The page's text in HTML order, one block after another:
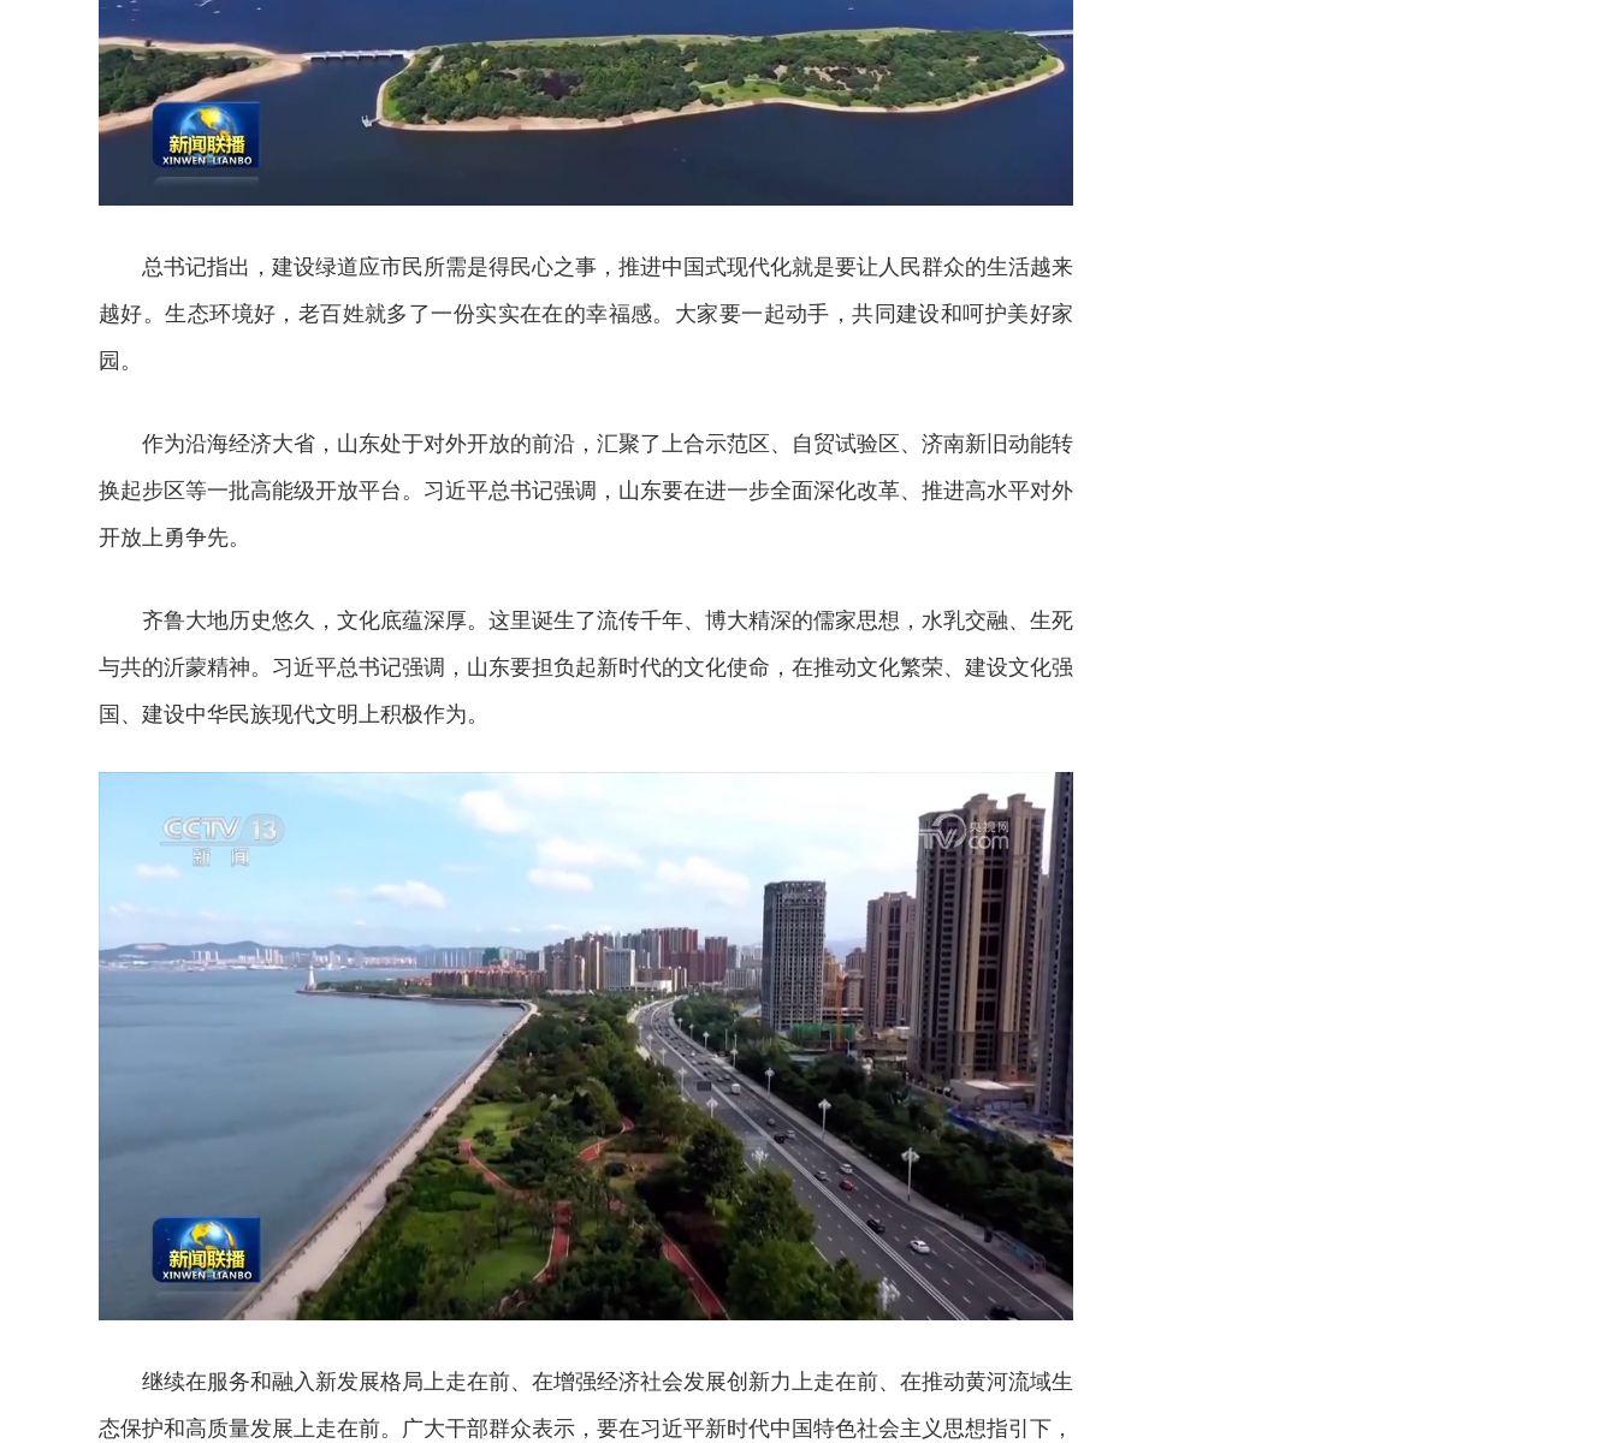
总书记指出，建设绿道应市民所需是得民心之事，推进中国式现代化就是要让人民群众的生活越来
越好。生态环境好，老百姓就多了一份实实在在的幸福感。大家要一起动手，共同建设和呵护美好家
园。
作为沿海经济大省，山东处于对外开放的前沿，汇聚了上合示范区、自贸试验区、济南新旧动能转
换起步区等一批高能级开放平台。习近平总书记强调，山东要在进一步全面深化改革、推进高水平对外
开放上勇争先。
齐鲁大地历史悠久，文化底蕴深厚。这里诞生了流传千年、博大精深的儒家思想，水乳交融、生死
与共的沂蒙精神。习近平总书记强调，山东要担负起新时代的文化使命，在推动文化繁荣、建设文化强
国、建设中华民族现代文明上积极作为。
继续在服务和融入新发展格局上走在前、在增强经济社会发展创新力上走在前、在推动黄河流域生
态保护和高质量发展上走在前。广大干部群众表示，要在习近平新时代中国特色社会主义思想指引下，